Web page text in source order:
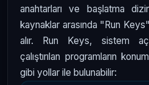
anahtarları ve başlatma
kaynaklar arasında "Run
alır. Run Keys, sistem
çalıştırılan programların
gibi yollar ile bulunabilir: